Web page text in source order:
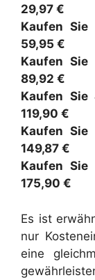
29,97 €
Kaufen Sie
59,95 €
Kaufen Sie
89,92 €
Kaufen Sie
119,90 €
Kaufen Sie
149,87 €
Kaufen Sie
175,90 €
Es ist
nur
eine